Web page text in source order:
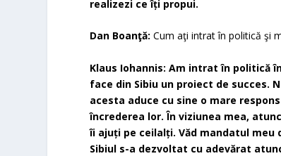
realizezi ce îți propui.
Dan Boanţă: Cum aţi intrat în politică şi
Klaus Iohannis: Am intrat în politică
face din Sibiu un proiect de succes.
acesta aduce cu sine o mare
încrederea lor. În viziunea mea,
îi ajuți pe ceilalți. Văd mandatul
Sibiul s-a dezvoltat cu adevărat